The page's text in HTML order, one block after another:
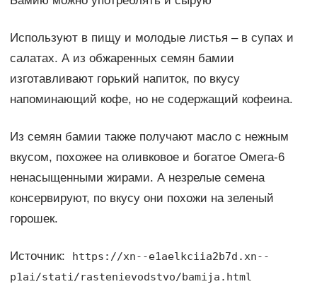
Используют в пищу и молодые листья – в супах и
салатах. А из обжаренных семян бамии
изготавливают горький напиток, по вкусу
напоминающий кофе, но не содержащий кофеина.
Из семян бамии также получают масло с нежным
вкусом, похожее на оливковое и богатое Омега-6
ненасыщенными жирами. А незрелые семена
консервируют, по вкусу они похожи на зеленый
горошек.
Источник:
https://xn--e1aelkciia2b7d.xn--
p1ai/stati/rastenievodstvo/bamija.html